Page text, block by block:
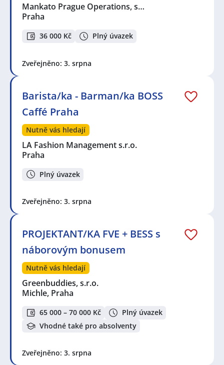
Mankato Prague Operations, s…
Praha
36 000 Kč Plný úvazek
Zveřejněno: 3. srpna
Barista/ka - Barman/ka BOSS
Caffé Praha
Nutně vás hledají
LA Fashion Management s.r.o.
Praha
Plný úvazek
Zveřejněno: 3. srpna
PROJEKTANT/KA FVE + BESS s
náborovým bonusem
Nutně vás hledají
Greenbuddies, s.r.o.
Michle, Praha
65 000 – 70 000 Kč
Plný úvazek
Vhodné také pro absolventy
Zveřejněno: 3. srpna